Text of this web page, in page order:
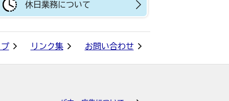
休日業務について
リンク集 お問い合わせ